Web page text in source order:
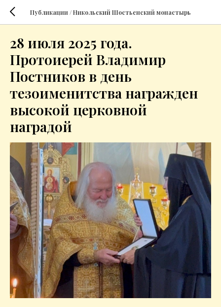
Публикации / Никольский Шостьенский монастырь
28 июля 2025 года.
Протоиерей Владимир
Постников в день
тезоименитства награжден
высокой церковной
наградой